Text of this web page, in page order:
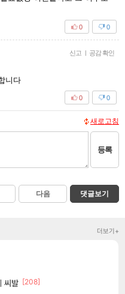
0
0
신고 | 공감 확인
니다
0
0
새로고침
등록
다음 댓글보기
더보기+
씨발 [208]